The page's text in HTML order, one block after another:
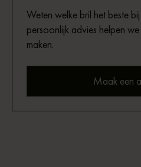
Weten welke bril het beste
persoonlijk advies helpen
maken.
Maak een